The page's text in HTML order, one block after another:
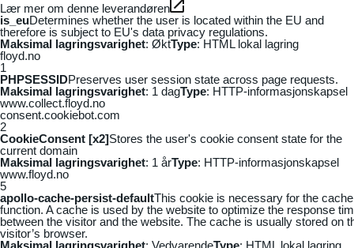
Lær mer om denne leverandøren
is_euDetermines whether the user is located within the EU and
therefore is subject to EU's data privacy regulations.
Maksimal lagringsvarighet: ØktType: HTML lokal lagring
floyd.no
1
PHPSESSIDPreserves user session state across page requests.
Maksimal lagringsvarighet: 1 dagType: HTTP-informasjonskapsel
www.collect.floyd.no
consent.cookiebot.com
2
CookieConsent [x2]Stores the user's cookie consent state for the
current domain
Maksimal lagringsvarighet: 1 årType: HTTP-informasjonskapsel
www.floyd.no
5
apollo-cache-persist-defaultThis cookie is necessary for the cache
function. A cache is used by the website to optimize the response
between the visitor and the website. The cache is usually stored on
visitor’s browser.
Maksimal lagringsvarighet: VedvarendeType: HTML lokal lagring